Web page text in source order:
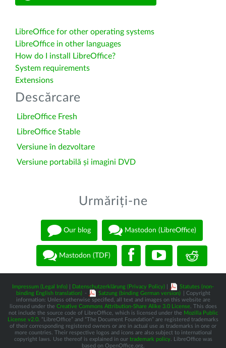
LibreOffice for other operating systems
LibreOffice in other languages
How do I install LibreOffice?
System requirements
Extensions
Descărcare
LibreOffice Fresh
LibreOffice Stable
Versiune în dezvoltare
Versiune portabilă și imagini DVD
Urmăriți-ne
Our blog Mastodon (LibreOffice)
Mastodon (TDF)
Impressum (Legal Info) Datenschutzerklärung (Privacy Policy)
Statutes (non-
binding English translation) - Satzung (binding German version)
| Copyright
information: Unless otherwise specified, all text and images on this website are
licensed under the Creative Commons Attribution-Share Alike 3.0 License. This does
not include the source code of LibreOffice, which is licensed under the Mozilla Public
License v2.0 . “LibreOffice” and “The Document Foundation” are registered trademarks
of their corresponding registered owners or are in actual use as trademarks in one or
more countries. Their respective logos and icons are also subject to international
copyright laws. Use thereof is explained in our trademark policy. LibreOffice was
based on OpenOffice.org.